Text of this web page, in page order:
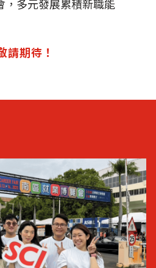
多元發展累積新職能
請期待！